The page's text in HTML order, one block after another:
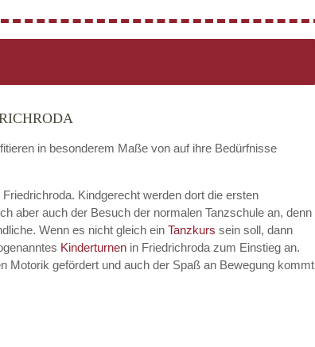
in besonderem Maße von auf ihre Bedürfnisse
Kindgerecht werden dort die ersten
aber auch der Besuch der normalen Tanzschule an, denn
Wenn es nicht gleich ein Tanzkurs sein soll, dann
Kinderturnen in Friedrichroda zum Einstieg an.
Motorik gefördert und auch der Spaß an Bewegung kommt